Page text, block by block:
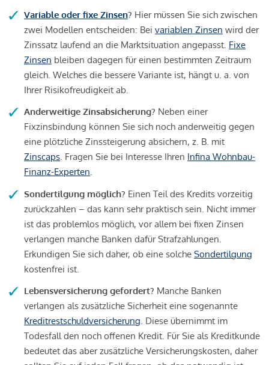
Variable oder fixe Zinsen? Hier müssen Sie sich zwischen
zwei Modellen entscheiden: Bei variablen Zinsen wird der
Zinssatz laufend an die Marktsituation angepasst. Fixe
Zinsen bleiben dagegen für einen bestimmten Zeitraum
gleich. Welches die bessere Variante ist, hängt u. a. von
Ihrer Risikofreudigkeit ab.
Anderweitige Zinsabsicherung? Neben einer
Fixzinsbindung können Sie sich noch anderweitig gegen
eine plötzliche Zinssteigerung absichern, z. B. mit
Zinscaps. Fragen Sie bei Interesse Ihren Infina Wohnbau-
Finanz-Experten.
Sondertilgung möglich? Einen Teil des Kredits vorzeitig
zurückzahlen – das kann sehr praktisch sein. Nicht immer
ist das problemlos möglich, vor allem bei fixen Zinsen
verlangen manche Banken dafür Strafzahlungen.
Erkundigen Sie sich daher, ob eine solche Sondertilgung
kostenfrei ist.
Lebensversicherung gefordert? Manche Banken
verlangen als zusätzliche Sicherheit eine sogenannte
Kreditrestschuldversicherung. Diese übernimmt im
Todesfall den noch offenen Kredit. Für Sie als Kreditkunde
bedeutet das aber zusätzliche Versicherungskosten, daher